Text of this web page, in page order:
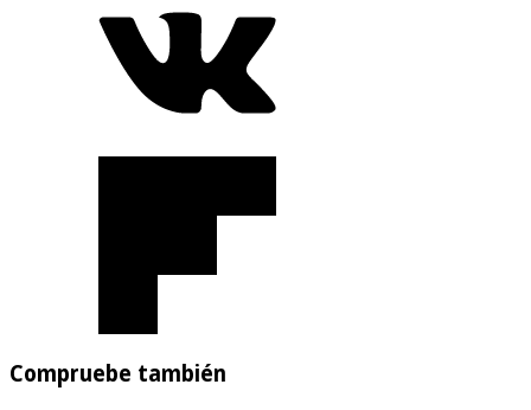
Compruebe también